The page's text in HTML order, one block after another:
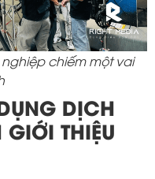
chiếm một vai
DỊCH
THIỆU